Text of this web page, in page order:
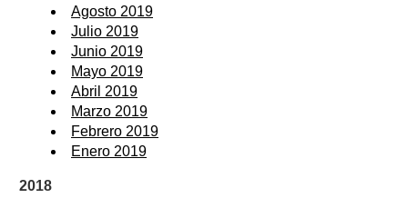
Agosto 2019
Julio 2019
Junio 2019
Mayo 2019
Abril 2019
Marzo 2019
Febrero 2019
Enero 2019
2018